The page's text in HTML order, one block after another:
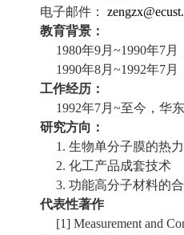
电子邮件：
教育背景：
1980年9月~1990年7月
1990年8月~1992年7月
工作经历：
1992年7月~至今，华
研究方向：
1. 生物单分子膜的热力
2. 化工产品成套技术
3. 功能高分子材料的合
代表性著作
[1] Measurement and